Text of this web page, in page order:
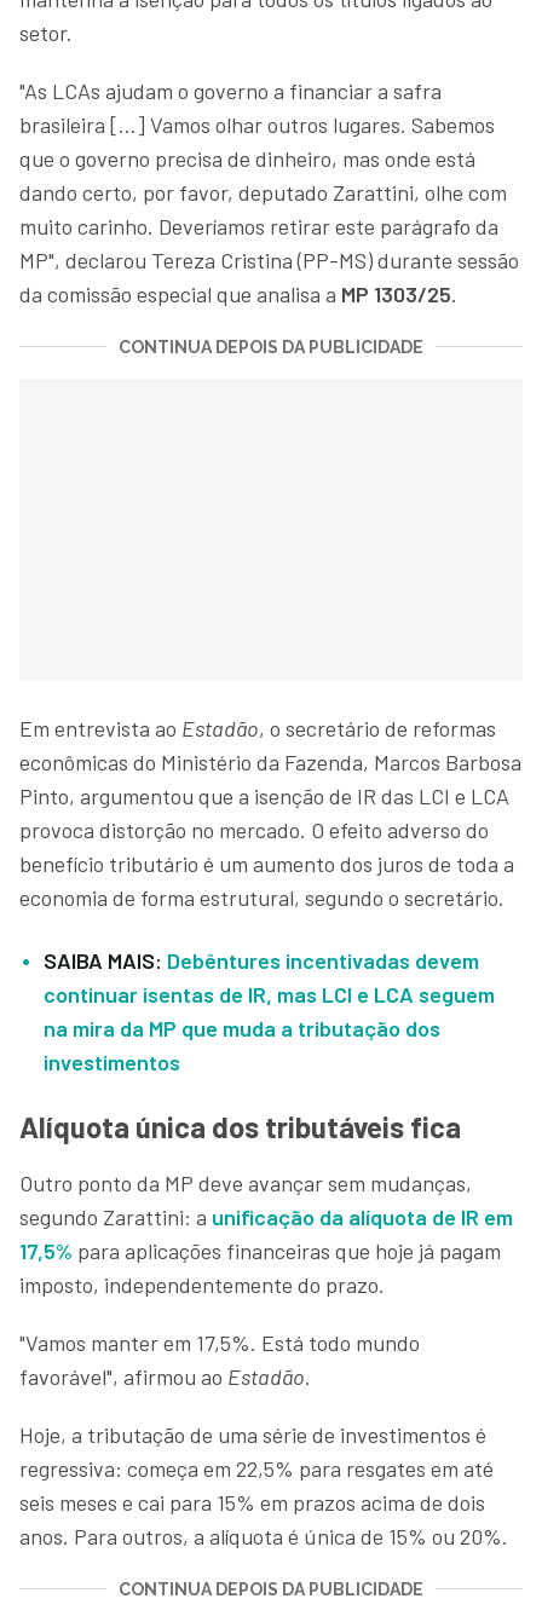
setor.
"As LCAs ajudam o governo a financiar a safra
brasileira [...] Vamos olhar outros lugares. Sabemos
que o governo precisa de dinheiro, mas onde está
dando certo, por favor, deputado Zarattini, olhe com
muito carinho. Deveríamos retirar este parágrafo da
MP", declarou Tereza Cristina (PP-MS) durante sessão
da comissão especial que analisa a MP 1303/25.
CONTINUA DEPOIS DA PUBLICIDADE
Em entrevista ao Estadão, o secretário de reformas
econômicas do Ministério da Fazenda, Marcos Barbosa
Pinto, argumentou que a isenção de IR das LCI e LCA
provoca distorção no mercado. O efeito adverso do
benefício tributário é um aumento dos juros de toda a
economia de forma estrutural, segundo o secretário.
SAIBA MAIS: Debêntures incentivadas devem
continuar isentas de IR, mas LCI e LCA seguem
na mira da MP que muda a tributação dos
investimentos
Alíquota única dos tributáveis fica
Outro ponto da MP deve avançar sem mudanças,
segundo Zarattini: a unificação da alíquota de IR em
17,5% para aplicações financeiras que hoje já pagam
imposto, independentemente do prazo.
"Vamos manter em 17,5%. Está todo mundo
favorável", afirmou ao Estadão.
Hoje, a tributação de uma série de investimentos é
regressiva: começa em 22,5% para resgates em até
seis meses e cai para 15% em prazos acima de dois
anos. Para outros, a alíquota é única de 15% ou 20%.
CONTINUA DEPOIS DA PUBLICIDADE